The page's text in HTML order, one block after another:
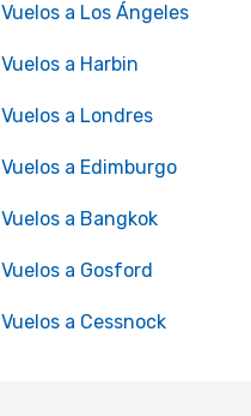
Vuelos a Los Ángeles
Vuelos a Harbin
Vuelos a Londres
Vuelos a Edimburgo
Vuelos a Bangkok
Vuelos a Gosford
Vuelos a Cessnock